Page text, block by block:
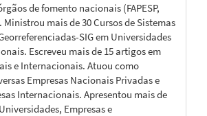
de fomento nacionais (FAPESP,
Ministrou mais de 30 Cursos de Sistemas
SIG em Universidades
Escreveu mais de 15 artigos em
e Internacionais. Atuou como
Empresas Nacionais Privadas e
Internacionais. Apresentou mais de
Empresas e